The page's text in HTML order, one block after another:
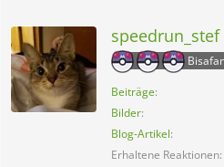
speedrun_stef
Beiträge
Bilder
Blog-Artikel
Erhaltene Reaktionen